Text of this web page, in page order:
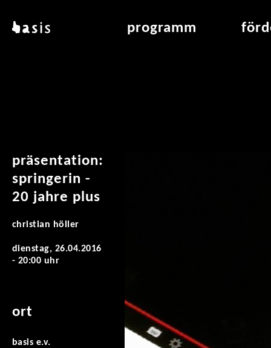
basis programm
präsentation:
springerin -
20 jahre plus
christian höller
dienstag, 26.04.2016
- 20:00 uhr
ort
basis e.v.